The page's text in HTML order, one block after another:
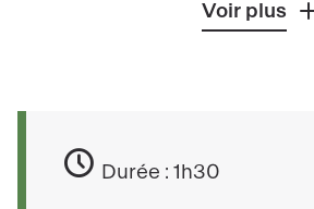
des artistes de l’Antiquité aux
stimulant dans leur démarche
forme sombre, le cauchemar,
Voir plus
Durée : 1h30